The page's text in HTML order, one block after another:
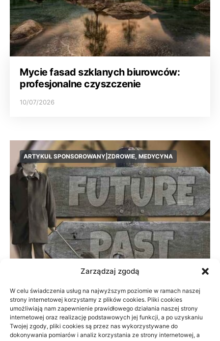
Zarządzaj zgodą
W celu świadczenia usług na najwyższym poziomie w ramach naszej
strony internetowej korzystamy z plików cookies. Pliki cookies
umożliwiają nam zapewnienie prawidłowego działania naszej strony
internetowej oraz realizację podstawowych jej funkcji, a po uzyskaniu
Twojej zgody, pliki cookies są przez nas wykorzystywane do
dokonywania pomiarów i analiz korzystania ze strony internetowej, a
Mycie fasad szklanych biurowców:
profesjonalne czyszczenie
10/07/2026
ARTYKUŁ SPONSOROWANY|ZDROWIE, MEDYCYNA
Prywatnie czy na NFZ: fizjoterapia przy
braku czasu
23/06/2026